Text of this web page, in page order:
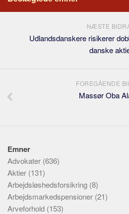
Webstedet
Redigering
NÆSTE
Udlandsdanskere risikerer
danske
FOREGÅENDE
Massør Oba
Emner
Advokater (636)
Aktier (131)
Arbejdsløshedsforsikring (8)
Arbejdsmarkedspensioner (21)
Arveforhold (153)